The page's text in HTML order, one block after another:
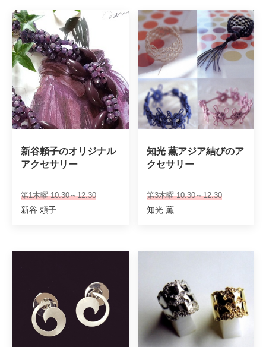
新谷頼子のオリジナル
アクセサリー
第1木曜 10:30～12:30
新谷 頼子
知光 薫アジア結びのア
クセサリー
第3木曜 10:30～12:30
知光 薫